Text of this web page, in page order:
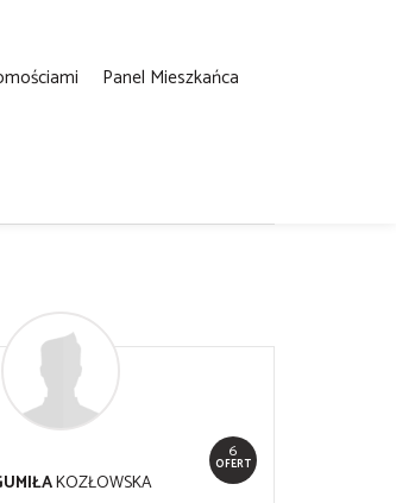
Panel Mieszkańca
6
OFERT
KOZŁOWSKA